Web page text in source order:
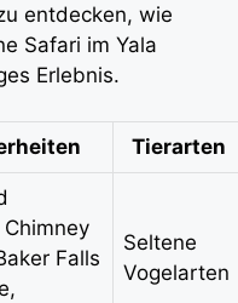
entdecken, wie
Safari im Yala
Erlebnis.
Tierarten
Falls
Seltene
Vogelarten